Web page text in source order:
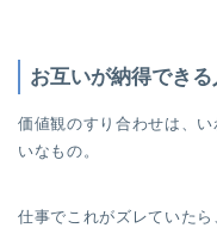
お互いが納得でき
価値観のすり合わせは、い
いなもの。
仕事でこれがズレていた